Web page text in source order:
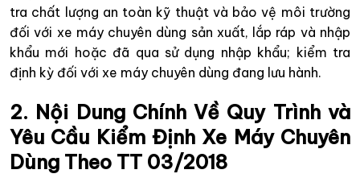
tra chất lượng an toàn kỹ thuật và bảo vệ môi trường
đối với xe máy chuyên dùng sản xuất, lắp ráp và nhập
khẩu mới hoặc đã qua sử dụng nhập khẩu; kiểm tra
định kỳ đối với xe máy chuyên dùng đang lưu hành.
2. Nội Dung Chính Về Quy Trình và
Yêu Cầu Kiểm Định Xe Máy Chuyên
Dùng Theo TT 03/2018